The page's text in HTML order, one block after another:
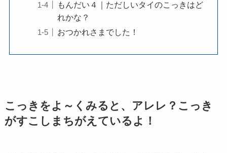
もんだい４｜ただしいタイのこっきはど
れかな？
おつかれさまでした！
こっきをよ～くみると、アレレ？こっき
がすこしまちがえているよ！